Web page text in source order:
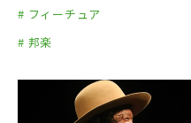
# フィーチュア
# 邦楽